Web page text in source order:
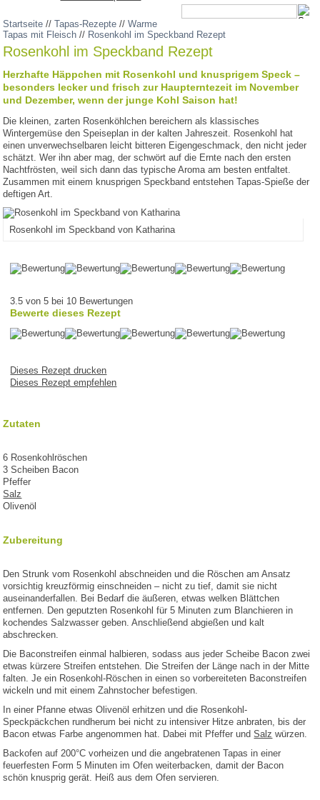
Startseite //Tapas-Rezepte //Warme
Tapas mit Fleisch // Rosenkohl im Speckband Rezept
Rosenkohl im Speckband Rezept
Herzhafte Häppchen mit Rosenkohl und knusprigem Speck –
besonders lecker und frisch zur Haupterntezeit im November
und Dezember, wenn der junge Kohl Saison hat!
Die kleinen, zarten Rosenköhlchen bereichern als klassisches
Wintergemüse den Speiseplan in der kalten Jahreszeit. Rosenkohl hat
einen unverwechselbaren leicht bitteren Eigengeschmack, den nicht jeder
schätzt. Wer ihn aber mag, der schwört auf die Ernte nach den ersten
Nachtfrösten, weil sich dann das typische Aroma am besten entfaltet.
Zusammen mit einem knusprigen Speckband entstehen Tapas-Spieße der
deftigen Art.
Rosenkohl im Speckband von Katharina
3.5 von 5 bei 10 Bewertungen
Bewerte dieses Rezept
Dieses Rezept drucken
Dieses Rezept empfehlen
Zutaten
6 Rosenkohlröschen
3 Scheiben Bacon
Pfeffer
Salz
Olivenöl
Zubereitung
Den Strunk vom Rosenkohl abschneiden und die Röschen am Ansatz
vorsichtig kreuzförmig einschneiden – nicht zu tief, damit sie nicht
auseinanderfallen. Bei Bedarf die äußeren, etwas welken Blättchen
entfernen. Den geputzten Rosenkohl für 5 Minuten zum Blanchieren in
kochendes Salzwasser geben. Anschließend abgießen und kalt
abschrecken.
Die Baconstreifen einmal halbieren, sodass aus jeder Scheibe Bacon zwei
etwas kürzere Streifen entstehen. Die Streifen der Länge nach in der Mitte
falten. Je ein Rosenkohl-Röschen in einen so vorbereiteten Baconstreifen
wickeln und mit einem Zahnstocher befestigen.
In einer Pfanne etwas Olivenöl erhitzen und die Rosenkohl-
Speckpäckchen rundherum bei nicht zu intensiver Hitze anbraten, bis der
Bacon etwas Farbe angenommen hat. Dabei mit Pfeffer undSalz würzen.
Backofen auf 200°C vorheizen und die angebratenen Tapas in einer
feuerfesten Form 5 Minuten im Ofen weiterbacken, damit der Bacon
schön knusprig gerät. Heiß aus dem Ofen servieren.